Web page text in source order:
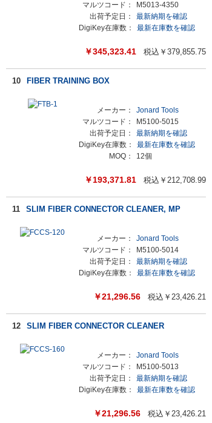
マルツコード：
M5013-4350
出荷予定日：
最新納期を確認
DigiKey在庫数：
最新在庫数を確認
￥345,323.41 税込￥ 379,855.75
10 FIBER TRAINING BOX
メーカー：
Jonard Tools
マルツコード：
M5100-5015
出荷予定日：
最新納期を確認
DigiKey在庫数：
最新在庫数を確認
MOQ：
12個
￥193,371.81 税込￥ 212,708.99
11 SLIM FIBER CONNECTOR CLEANER, MP
メーカー：
Jonard Tools
マルツコード：
M5100-5014
出荷予定日：
最新納期を確認
DigiKey在庫数：
最新在庫数を確認
￥21,296.56 税込￥ 23,426.21
12 SLIM FIBER CONNECTOR CLEANER
メーカー：
Jonard Tools
マルツコード：
M5100-5013
出荷予定日：
最新納期を確認
DigiKey在庫数：
最新在庫数を確認
￥21,296.56 税込￥ 23,426.21